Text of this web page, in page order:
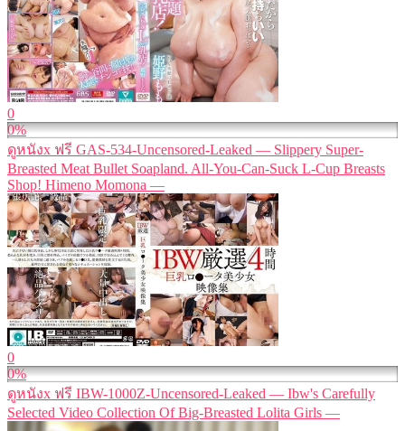
0
0%
ดูหนังx ฟรี GAS-534-Uncensored-Leaked — Slippery Super-
Breasted Meat Bullet Soapland. All-You-Can-Suck L-Cup Breasts
Shop! Himeno Momona —
0
0%
ดูหนังx ฟรี IBW-1000Z-Uncensored-Leaked — Ibw's Carefully
Selected Video Collection Of Big-Breasted Lolita Girls —